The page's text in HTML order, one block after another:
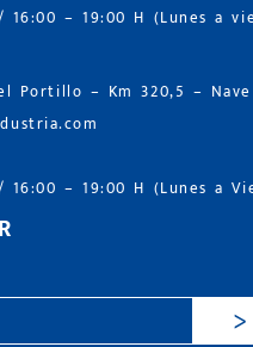
16:00 – 19:00 H (Lunes a
Portillo – Km 320,5 –
16:00 – 19:00 H (Lunes a
>